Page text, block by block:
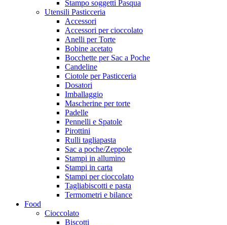
Stampo soggetti Pasqua
Utensili Pasticceria
Accessori
Accessori per cioccolato
Anelli per Torte
Bobine acetato
Bocchette per Sac a Poche
Candeline
Ciotole per Pasticceria
Dosatori
Imballaggio
Mascherine per torte
Padelle
Pennelli e Spatole
Pirottini
Rulli tagliapasta
Sac a poche/Zeppole
Stampi in allumino
Stampi in carta
Stampi per cioccolato
Tagliabiscotti e pasta
Termometri e bilance
Food
Cioccolato
Biscotti